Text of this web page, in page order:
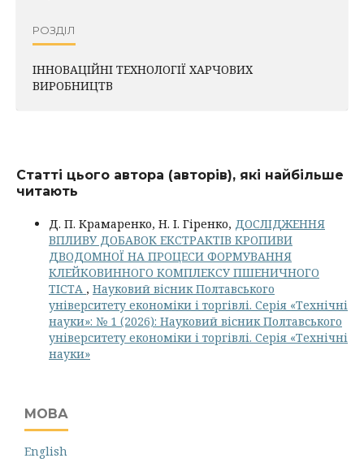
РОЗДІЛ
ІННОВАЦІЙНІ ТЕХНОЛОГІЇ ХАРЧОВИХ
ВИРОБНИЦТВ
Статті цього автора (авторів), які найбільше
читають
Д. П. Крамаренко, Н. І. Гіренко, ДОСЛІДЖЕННЯ
ВПЛИВУ ДОБАВОК ЕКСТРАКТІВ КРОПИВИ
ДВОДОМНОЇ НА ПРОЦЕСИ ФОРМУВАННЯ
КЛЕЙКОВИННОГО КОМПЛЕКСУ ПШЕНИЧНОГО
ТІСТА , Науковий вісник Полтавського
університету економіки і торгівлі. Серія «Технічні
науки»: № 1 (2026): Науковий вісник Полтавського
університету економіки і торгівлі. Серія «Технічні
науки»
МОВА
English